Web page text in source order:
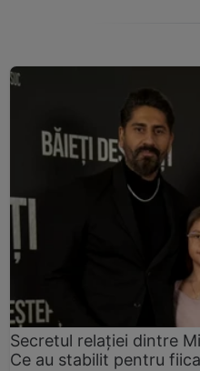
Secretul relației dintre
Ce au stabilit pentru